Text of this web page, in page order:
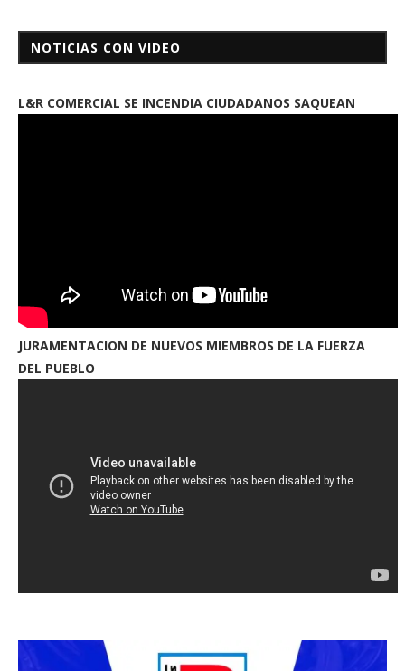
NOTICIAS CON VIDEO
L&R COMERCIAL SE INCENDIA CIUDADANOS SAQUEAN
JURAMENTACION DE NUEVOS MIEMBROS DE LA FUERZA
DEL PUEBLO